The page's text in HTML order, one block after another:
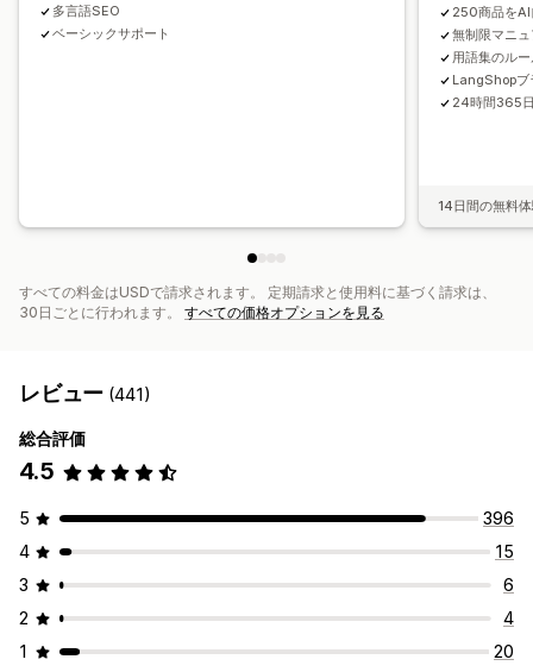
多言語SEO
ベーシックサポート
250商品をAI
無制限マニ
用語集のル
LangShopブ
24時間365
14日間の無料
すべての料金はUSDで請求されます。 定期請求と使用料に基づく請求は、
30日ごとに行われます。 すべての価格オプションを見る
レビュー (441)
総合評価
4.5
5
396
4
15
3
6
2
4
1
20